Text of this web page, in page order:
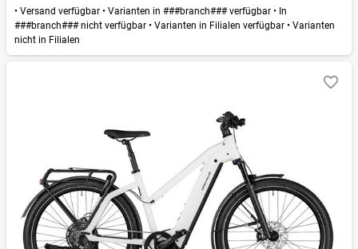
• Versand verfügbar • Varianten in ###branch### verfügbar • In
###branch### nicht verfügbar • Varianten in Filialen verfügbar • Varianten
nicht in Filialen